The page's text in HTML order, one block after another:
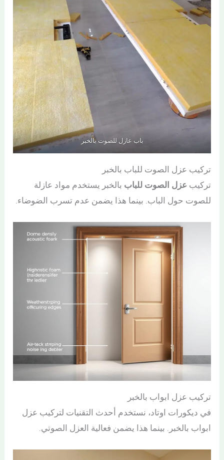
باب عازل للصوت بالخبر
تركيب عزل الصوت للباب بالخبر
تركيب عزل الصوت للباب بالخبر يستخدم مواد عازلة
للصوت حول الباب. بينما هذا يضمن عدم تسرب الضوضاء.
تركيب عزل ابواب بالخبر
في ديكورات اوتاد، نستخدم أحدث التقنيات لتركيب عزل
ابواب بالخبر. بينما هذا يضمن فعالية العزل الصوتي.